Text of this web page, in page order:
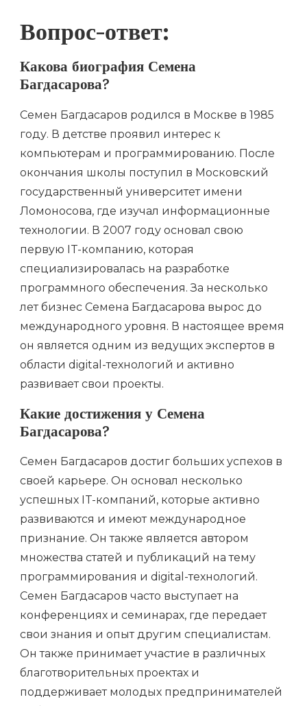
Вопрос-ответ:
Какова биография Семена
Багдасарова?
Семен Багдасаров родился в Москве в 1985
году. В детстве проявил интерес к
компьютерам и программированию. После
окончания школы поступил в Московский
государственный университет имени
Ломоносова, где изучал информационные
технологии. В 2007 году основал свою
первую IT-компанию, которая
специализировалась на разработке
программного обеспечения. За несколько
лет бизнес Семена Багдасарова вырос до
международного уровня. В настоящее время
он является одним из ведущих экспертов в
области digital-технологий и активно
развивает свои проекты.
Какие достижения у Семена
Багдасарова?
Семен Багдасаров достиг больших успехов в
своей карьере. Он основал несколько
успешных IT-компаний, которые активно
развиваются и имеют международное
признание. Он также является автором
множества статей и публикаций на тему
программирования и digital-технологий.
Семен Багдасаров часто выступает на
конференциях и семинарах, где передает
свои знания и опыт другим специалистам.
Он также принимает участие в различных
благотворительных проектах и
поддерживает молодых предпринимателей